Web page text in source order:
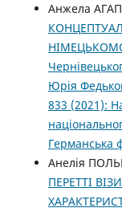
Анжела
Юрія
833 (2021):
Германська
Анелія
ПЕРЕТТІ